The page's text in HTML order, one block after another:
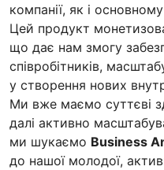
компанії, як і
Цей продукт
що дає нам змогу
співробітників,
у створення нових
Ми вже маємо суттєві
далі активно
ми шукаємо Business
до нашої молодої,